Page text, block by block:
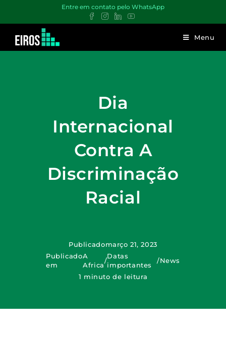
Entre em contato pelo WhatsApp
Menu
Dia
Internacional
Contra A
Discriminação
Racial
Publicadomarço 21, 2023
Publicado
em
A
Africa
/
Datas
importantes
/News
1 minuto de leitura